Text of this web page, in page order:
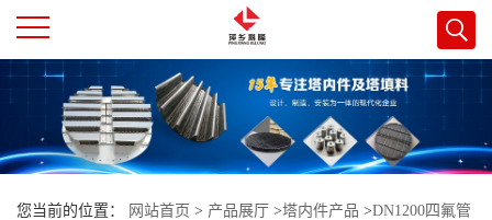
公
司
您当前的位置： 网站首页 > 产品展厅 >塔内件产品 >DN1200四氟管